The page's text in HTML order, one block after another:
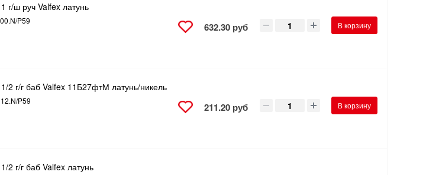
г/ш руч Valfex латунь
P59
632.30 руб В корзину
2 г/г баб Valfex 11Б27фтМ латунь/никель
P59
211.20 руб В корзину
2 г/г баб Valfex латунь